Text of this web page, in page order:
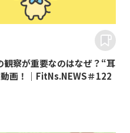
察が重要なのはなぜ？“耳
画！｜FitNs.NEWS＃122